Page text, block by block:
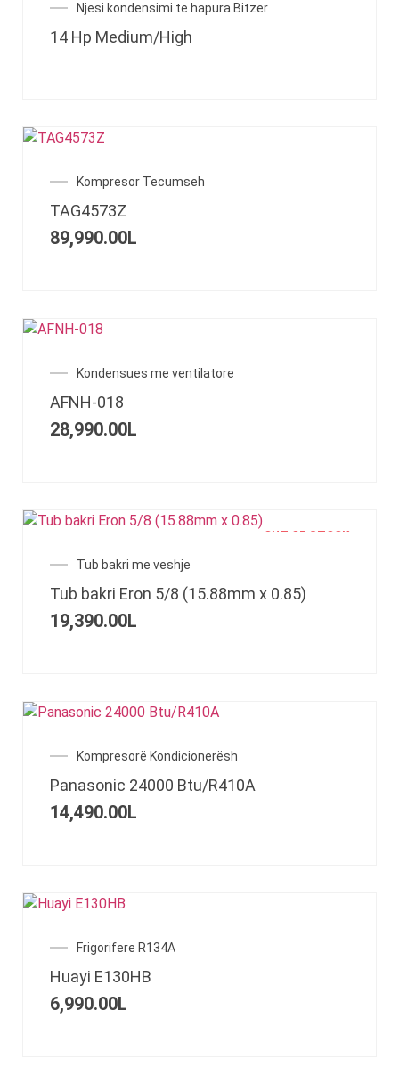
Njesi kondensimi te hapura Bitzer
14 Hp Medium/High
Kompresor Tecumseh
TAG4573Z
89,990.00L
Kondensues me ventilatore
AFNH-018
28,990.00L
OUT OF STOCK
Tub bakri me veshje
Tub bakri Eron 5/8 (15.88mm x 0.85)
19,390.00L
Kompresorë Kondicionerësh
Panasonic 24000 Btu/R410A
14,490.00L
Frigorifere R134A
Huayi E130HB
6,990.00L